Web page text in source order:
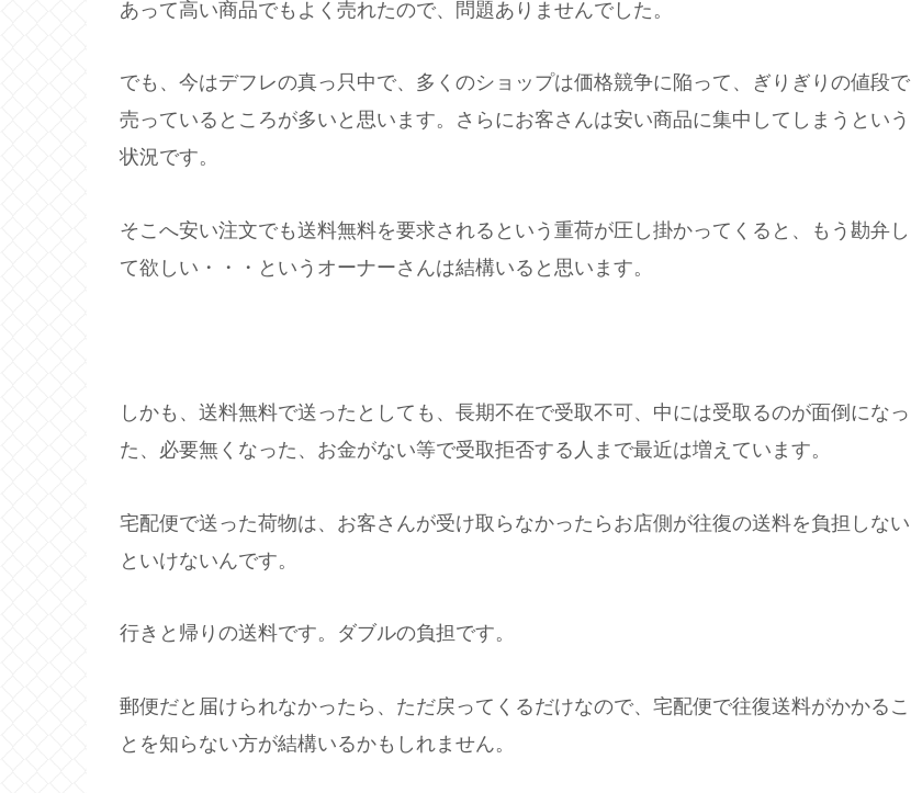
あって高い商品でもよく売れたので、問題ありませんでした。
でも、今はデフレの真っ只中で、多くのショップは価格競争に陥って、ぎりぎりの値段で
売っているところが多いと思います。さらにお客さんは安い商品に集中してしまうという
状況です。
そこへ安い注文でも送料無料を要求されるという重荷が圧し掛かってくると、もう勘弁し
て欲しい・・・というオーナーさんは結構いると思います。
しかも、送料無料で送ったとしても、長期不在で受取不可、中には受取るのが面倒になっ
た、必要無くなった、お金がない等で受取拒否する人まで最近は増えています。
宅配便で送った荷物は、お客さんが受け取らなかったらお店側が往復の送料を負担しない
といけないんです。
行きと帰りの送料です。ダブルの負担です。
郵便だと届けられなかったら、ただ戻ってくるだけなので、宅配便で往復送料がかかるこ
とを知らない方が結構いるかもしれません。